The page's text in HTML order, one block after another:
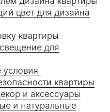
цвет для дизайна
квартиры
для
квартиры
и аксессуары
и натуральные